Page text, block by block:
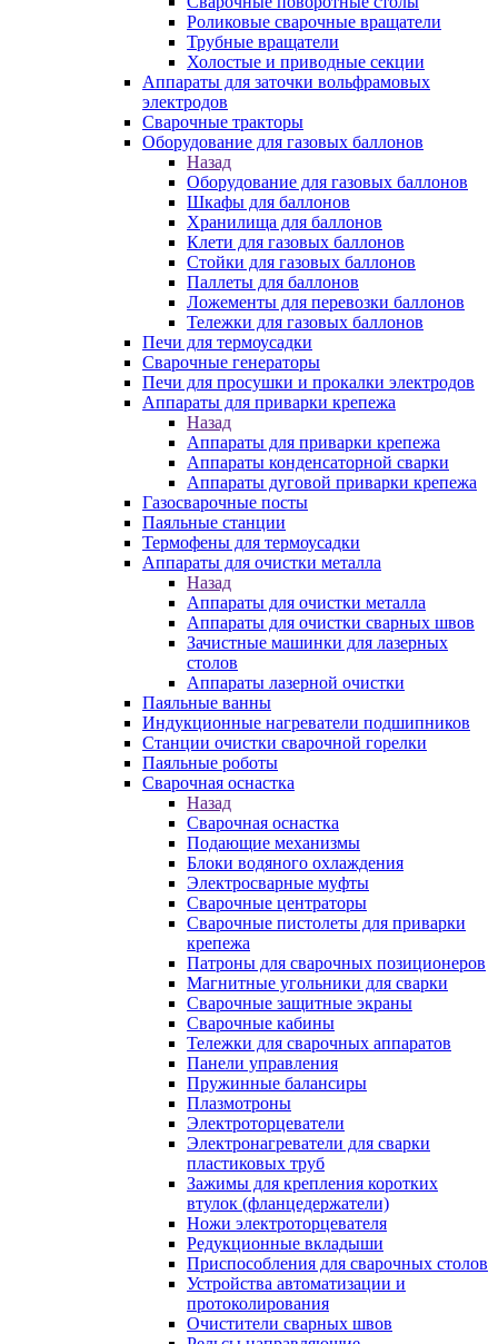
Роликовые сварочные вращатели
Трубные вращатели
Холостые и приводные секции
Аппараты для заточки вольфрамовых
электродов
Сварочные тракторы
Оборудование для газовых баллонов
Назад
Оборудование для газовых баллонов
Шкафы для баллонов
Хранилища для баллонов
Клети для газовых баллонов
Стойки для газовых баллонов
Паллеты для баллонов
Ложементы для перевозки баллонов
Тележки для газовых баллонов
Печи для термоусадки
Сварочные генераторы
Печи для просушки и прокалки электродов
Аппараты для приварки крепежа
Назад
Аппараты для приварки крепежа
Аппараты конденсаторной сварки
Аппараты дуговой приварки крепежа
Газосварочные посты
Паяльные станции
Термофены для термоусадки
Аппараты для очистки металла
Назад
Аппараты для очистки металла
Аппараты для очистки сварных швов
Зачистные машинки для лазерных
столов
Аппараты лазерной очистки
Паяльные ванны
Индукционные нагреватели подшипников
Станции очистки сварочной горелки
Паяльные роботы
Сварочная оснастка
Назад
Сварочная оснастка
Подающие механизмы
Блоки водяного охлаждения
Электросварные муфты
Сварочные центраторы
Сварочные пистолеты для приварки
крепежа
Патроны для сварочных позиционеров
Магнитные угольники для сварки
Сварочные защитные экраны
Сварочные кабины
Тележки для сварочных аппаратов
Панели управления
Пружинные балансиры
Плазмотроны
Электроторцеватели
Электронагреватели для сварки
пластиковых труб
Зажимы для крепления коротких
втулок (фланцедержатели)
Ножи электроторцевателя
Редукционные вкладыши
Приспособления для сварочных столов
Устройства автоматизации и
протоколирования
Очистители сварных швов